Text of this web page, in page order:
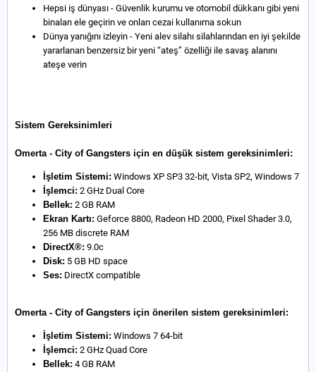
Hepsi iş dünyası - Güvenlik kurumu ve otomobil dükkanı gibi yeni
binaları ele geçirin ve onları cezai kullanıma sokun
Dünya yanığını izleyin - Yeni alev silahı silahlarından en iyi şekilde
yararlanan benzersiz bir yeni “ateş” özelliği ile savaş alanını
ateşe verin
Sistem Gereksinimleri
Omerta - City of Gangsters için en düşük sistem gereksinimleri:
İşletim Sistemi: Windows XP SP3 32-bit, Vista SP2, Windows 7
İşlemci: 2 GHz Dual Core
Bellek: 2 GB RAM
Ekran Kartı: Geforce 8800, Radeon HD 2000, Pixel Shader 3.0,
256 MB discrete RAM
DirectX®: 9.0c
Disk: 5 GB HD space
Ses: DirectX compatible
Omerta - City of Gangsters için önerilen sistem gereksinimleri:
İşletim Sistemi: Windows 7 64-bit
İşlemci: 2 GHz Quad Core
Bellek: 4 GB RAM